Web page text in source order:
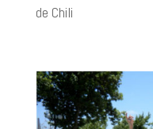
de Chili